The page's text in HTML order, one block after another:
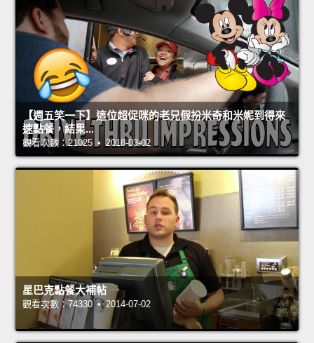
【週五笑一下】這位超促咪的老兄假扮米奇和米妮到得來
速點餐，結果...
觀看次數：21025 • 2018-03-02
星巴克點餐大補帖
觀看次數：74330 • 2014-07-02